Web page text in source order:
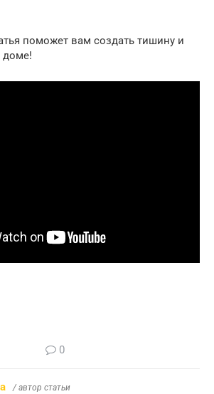
поможет вам создать тишину и
доме!
0
/ автор статьи